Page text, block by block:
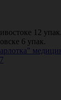
12 упак.
6 упак.